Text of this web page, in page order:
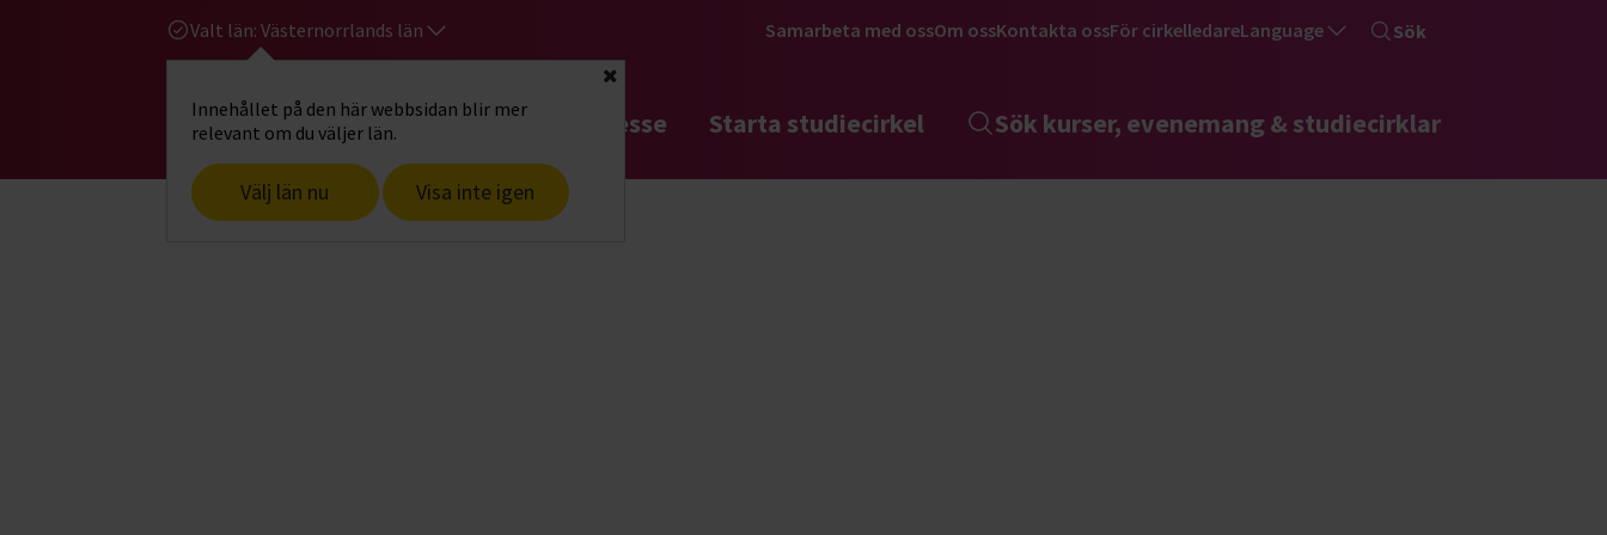
Valt län: Västernorrlands län
Innehållet på den här webbsidan blir mer
relevant om du väljer län.
Välj län nu Visa inte igen
Stäng
Samarbeta med ossOm ossKontakta ossFör cirkelledareLanguage Sök
Gå till studiefrämjandets startsidaHitta intresse Starta studiecirkel Sök kurser, evenemang & studiecirklar